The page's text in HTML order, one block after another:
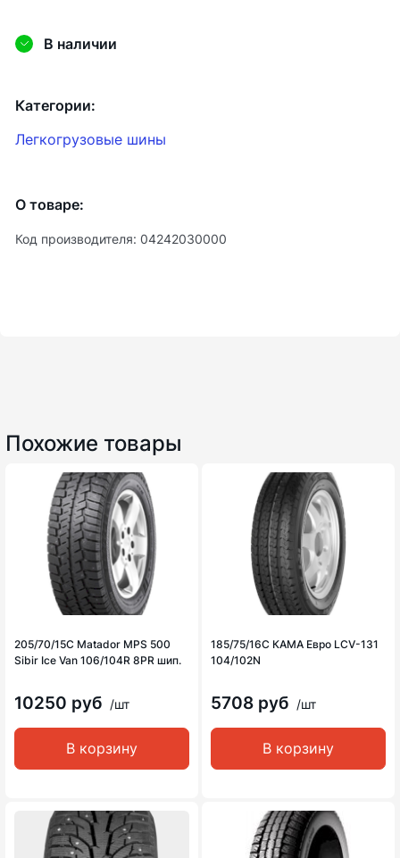
Категории:
Легкогрузовые шины
О товаре:
Код производителя: 04242030000
В наличии
Похожие товары
205/70/15C Matador MPS 500
Sibir Ice Van 106/104R 8PR шип.
10250 руб /шт
В корзину
185/75/16C КАМА Евро LCV-131
104/102N
5708 руб /шт
В корзину